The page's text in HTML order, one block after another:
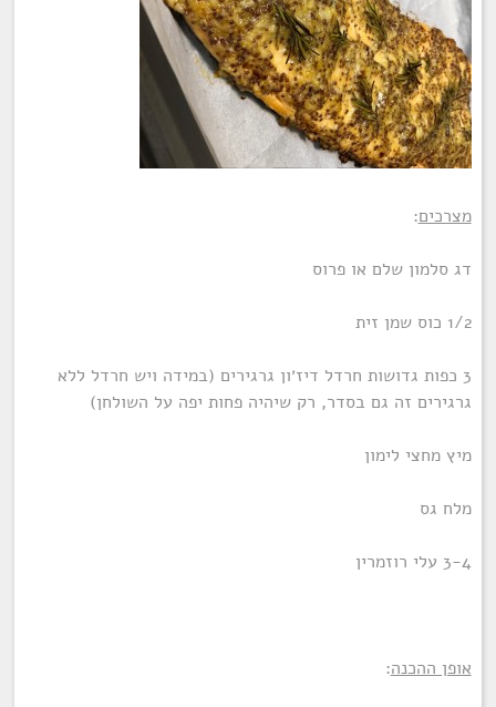
מצרכים:
דג סלמון שלם או פרוס
1/2 כוס שמן זית
3 כפות גדושות חרדל דיז׳ון גרגירים (במידה ויש חרדל ללא
גרגירים זה גם בסדר, רק שיהיה פחות יפה על השולחן)
מיץ מחצי לימון
מלח גס
3-4 עלי רוזמרין
אופן ההכנה: